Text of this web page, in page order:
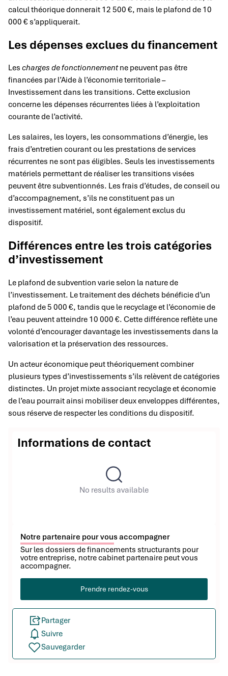
calcul théorique donnerait 12 500 €, mais le plafond de 10
000 € s’appliquerait.
Les dépenses exclues du financement
Les charges de fonctionnementne peuvent pas être
financées par l’Aide à l’économie territoriale –
Investissement dans les transitions. Cette exclusion
concerne les dépenses récurrentes liées à l’exploitation
courante de l’activité.
Les salaires, les loyers, les consommations d’énergie, les
frais d’entretien courant ou les prestations de services
récurrentes ne sont pas éligibles. Seuls les investissements
matériels permettant de réaliser les transitions visées
peuvent être subventionnés. Les frais d’études, de conseil ou
d’accompagnement, s’ils ne constituent pas un
investissement matériel, sont également exclus du
dispositif.
Différences entre les trois catégories
d’investissement
Le plafond de subvention varie selon la nature de
l’investissement. Le traitement des déchets bénéficie d’un
plafond de 5 000 €, tandis que le recyclage et l’économie de
l’eau peuvent atteindre 10 000 €. Cette différence reflète une
volonté d’encourager davantage les investissements dans la
valorisation et la préservation des ressources.
Un acteur économique peut théoriquement combiner
plusieurs types d’investissements s’ils relèvent de catégories
distinctes. Un projet mixte associant recyclage et économie
de l’eau pourrait ainsi mobiliser deux enveloppes différentes,
sous réserve de respecter les conditions du dispositif.
Informations de contact
No results available
Notre partenaire pour vous accompagner
Sur les dossiers de financements structurants pour
votre entreprise, notre cabinet partenaire peut vous
accompagner.
Prendre rendez-vous
Partager
Suivre
Sauvegarder